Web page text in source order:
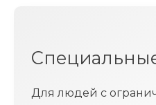
Для людей с